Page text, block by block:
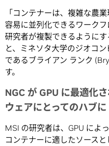
「コンテナーは、複雑な農
容易に並列化できるワーク
研究者が複製できるようにす
と、ミネソタ大学のジオコ
であるブライアン ランク
す。
NGC が GPU に最適化
ウェアにとってのハブに
MSI の研究者は、GPU によ
コンテナーに適したソースと